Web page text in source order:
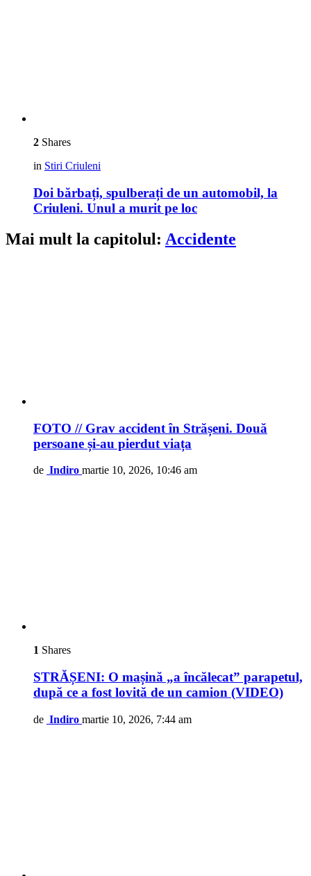
2 Shares
in Stiri Criuleni
Doi bărbați, spulberați de un automobil, la
Criuleni. Unul a murit pe loc
Mai mult la capitolul: Accidente
FOTO // Grav accident în Strășeni. Două
persoane și-au pierdut viața
de Indiro martie 10, 2026, 10:46 am
1 Shares
STRĂȘENI: O mașină „a încălecat” parapetul,
după ce a fost lovită de un camion (VIDEO)
de Indiro martie 10, 2026, 7:44 am